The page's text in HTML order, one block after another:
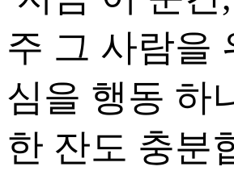
주 그 사람을
심을 행동 하
한 잔도 충분